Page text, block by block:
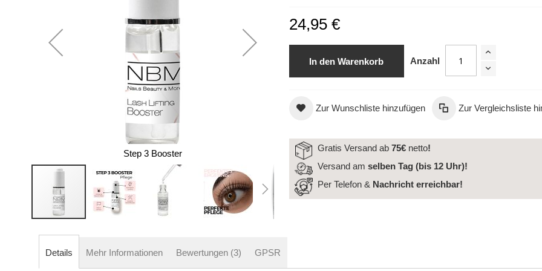
Step 3 Booster Step 3 Booster
Anfang
24,95 €
Anzahl
In den Warenkorb
Zur Wunschliste hinzufügen Zur Vergleichsliste
Gratis Versand ab 75€netto!
Versand am selben Tag (bis 12 Uhr)!
Per Telefon & Nachricht erreichbar!
Details Mehr Informationen Bewertungen 3 GPSR